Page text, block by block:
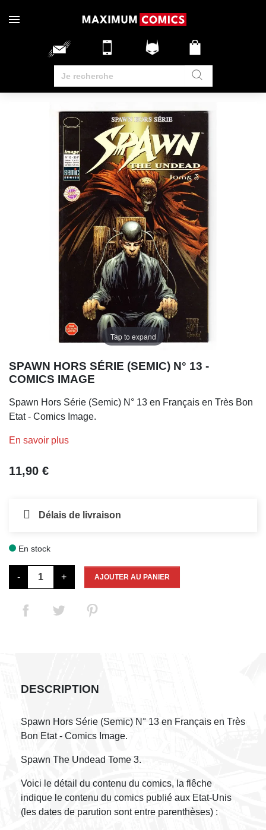
Tap to expand
SPAWN HORS SÉRIE (SEMIC) N° 13 -
COMICS IMAGE
Spawn Hors Série (Semic) N° 13 en Français en Très Bon
Etat - Comics Image.
En savoir plus
11,90 €
Délais de livraison
En stock
- + AJOUTER AU PANIER
DESCRIPTION
Spawn Hors Série (Semic) N° 13 en Français en Très
Bon Etat - Comics Image.
Spawn The Undead Tome 3.
Voici le détail du contenu du comics, la flêche
indique le contenu du comics publié aux Etat-Unis
(les dates de parution sont entre parenthèses) :